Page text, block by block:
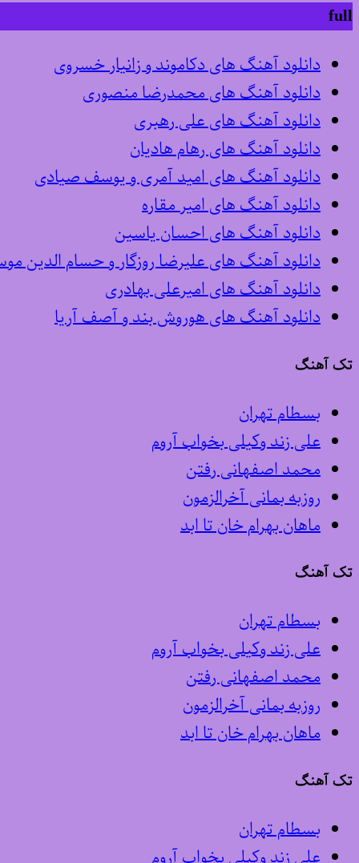
full
دانلود آهنگ های دکاموند و زانیار خسروی
دانلود آهنگ های محمدرضا منصوری
دانلود آهنگ های علی رهبری
دانلود آهنگ های رهام هادیان
دانلود آهنگ های امید آمری و یوسف صیادی
دانلود آهنگ های امیر مقاره
دانلود آهنگ های احسان یاسین
دانلود آهنگ های علیرضا روزگار و حسام الدین
دانلود آهنگ های امیرعلی بهادری
دانلود آهنگ های هوروش بند و آصف آریا
تک آهنگ
بسطام تهران
علی زند وکیلی بخواب آروم
محمد اصفهانی رفتن
روزبه بمانی آخرالزمون
ماهان بهرام خان تا ابد
تک آهنگ
بسطام تهران
علی زند وکیلی بخواب آروم
محمد اصفهانی رفتن
روزبه بمانی آخرالزمون
ماهان بهرام خان تا ابد
تک آهنگ
بسطام تهران